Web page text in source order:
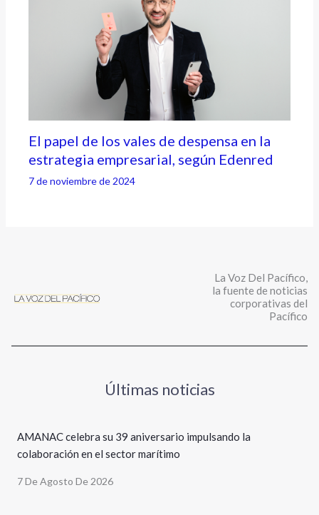
El papel de los vales de despensa en la
estrategia empresarial, según Edenred
7 de noviembre de 2024
La Voz Del Pacífico,
la fuente de noticias
corporativas del
Pacífico
Últimas noticias
AMANAC celebra su 39 aniversario impulsando la
colaboración en el sector marítimo
7 De Agosto De 2026